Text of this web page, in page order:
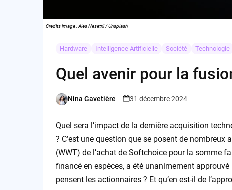
Credits image : Ales Nesetril / Unsplash
Hardware Intelligence Artificielle Société Technologie
Quel avenir pour la
Posted
Nina Gavetière 31 décembre 2024
Quel sera l’impact de la dernière acquisition
? C’est une question que se posent de nombreux
(WWT) de l’achat de Softchoice pour la somme
financé en espèces, a été unanimement
pensent les actionnaires ? Et qu’en est-il de